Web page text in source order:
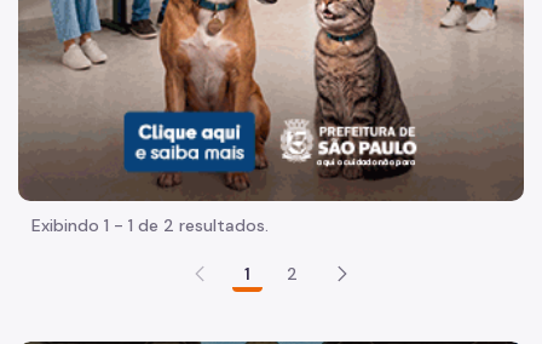
Histórico
CONPRESP - Conselho Municipal de Preservação do
Patrimônio Histórico, Cultural e Ambiental da Cidade de
Instrumentos de Preservação
Tombamento
Inventário Memória Paulistana
Exibindo 1 - 1 de 2 resultados.
1 2